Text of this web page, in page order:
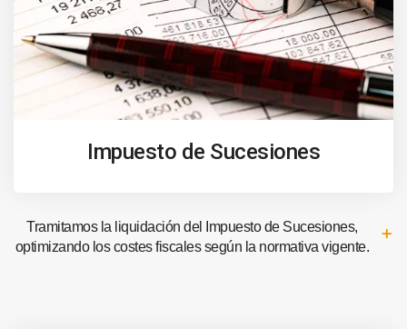
Impuesto de Sucesiones
Tramitamos la liquidación del Impuesto de Sucesiones,
optimizando los costes fiscales según la normativa vigente.